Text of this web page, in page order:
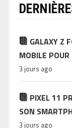
GALAXY Z
MOBILE
3 jours ago
PIXEL 11
SON
3 jours ago